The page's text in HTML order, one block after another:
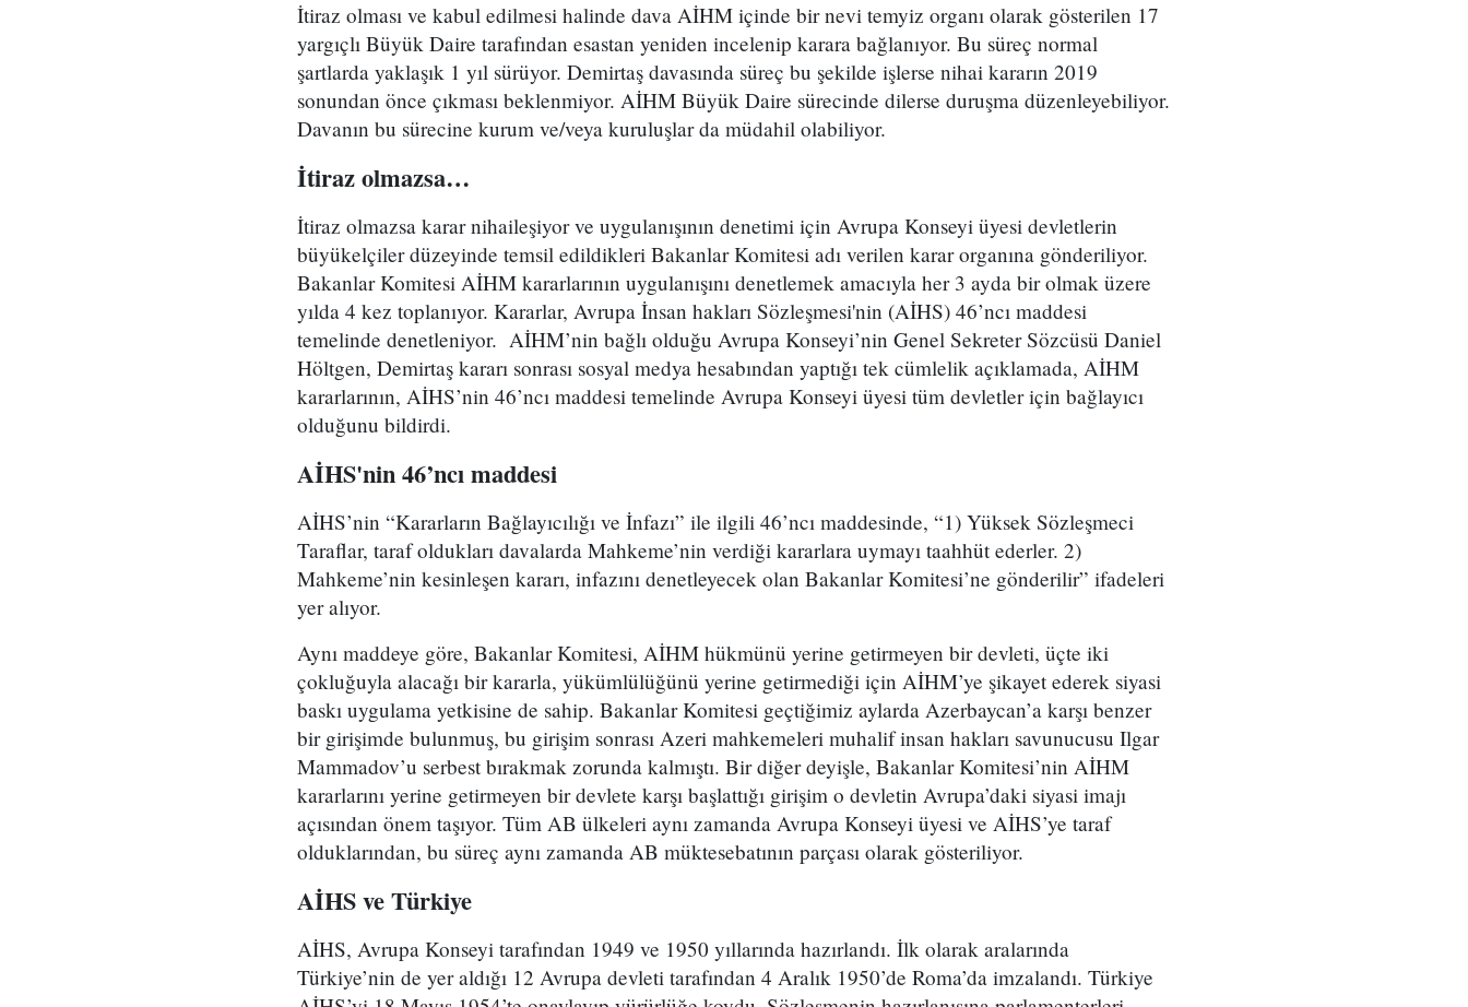
İtiraz olması ve kabul edilmesi halinde dava AİHM içinde bir nevi temyiz organı olarak gösterilen 17
yargıçlı Büyük Daire tarafından esastan yeniden incelenip karara bağlanıyor. Bu süreç normal
şartlarda yaklaşık 1 yıl sürüyor. Demirtaş davasında süreç bu şekilde işlerse nihai kararın 2019
sonundan önce çıkması beklenmiyor. AİHM Büyük Daire sürecinde dilerse duruşma düzenleyebiliyor.
Davanın bu sürecine kurum ve/veya kuruluşlar da müdahil olabiliyor.
İtiraz olmazsa…
İtiraz olmazsa karar nihaileşiyor ve uygulanışının denetimi için Avrupa Konseyi üyesi devletlerin
büyükelçiler düzeyinde temsil edildikleri Bakanlar Komitesi adı verilen karar organına gönderiliyor.
Bakanlar Komitesi AİHM kararlarının uygulanışını denetlemek amacıyla her 3 ayda bir olmak üzere
yılda 4 kez toplanıyor. Kararlar, Avrupa İnsan hakları Sözleşmesi'nin (AİHS) 46’ncı maddesi
temelinde denetleniyor. AİHM’nin bağlı olduğu Avrupa Konseyi’nin Genel Sekreter Sözcüsü Daniel
Höltgen, Demirtaş kararı sonrası sosyal medya hesabından yaptığı tek cümlelik açıklamada, AİHM
kararlarının, AİHS’nin 46’ncı maddesi temelinde Avrupa Konseyi üyesi tüm devletler için bağlayıcı
olduğunu bildirdi.
AİHS'nin 46’ncı maddesi
AİHS’nin “Kararların Bağlayıcılığı ve İnfazı” ile ilgili 46’ncı maddesinde, “1) Yüksek Sözleşmeci
Taraflar, taraf oldukları davalarda Mahkeme’nin verdiği kararlara uymayı taahhüt ederler. 2)
Mahkeme’nin kesinleşen kararı, infazını denetleyecek olan Bakanlar Komitesi’ne gönderilir” ifadeleri
yer alıyor.
Aynı maddeye göre, Bakanlar Komitesi, AİHM hükmünü yerine getirmeyen bir devleti, üçte iki
çokluğuyla alacağı bir kararla, yükümlülüğünü yerine getirmediği için AİHM’ye şikayet ederek siyasi
baskı uygulama yetkisine de sahip. Bakanlar Komitesi geçtiğimiz aylarda Azerbaycan’a karşı benzer
bir girişimde bulunmuş, bu girişim sonrası Azeri mahkemeleri muhalif insan hakları savunucusu Ilgar
Mammadov’u serbest bırakmak zorunda kalmıştı. Bir diğer deyişle, Bakanlar Komitesi’nin AİHM
kararlarını yerine getirmeyen bir devlete karşı başlattığı girişim o devletin Avrupa’daki siyasi imajı
açısından önem taşıyor. Tüm AB ülkeleri aynı zamanda Avrupa Konseyi üyesi ve AİHS’ye taraf
olduklarından, bu süreç aynı zamanda AB müktesebatının parçası olarak gösteriliyor.
AİHS ve Türkiye
AİHS, Avrupa Konseyi tarafından 1949 ve 1950 yıllarında hazırlandı. İlk olarak aralarında
Türkiye’nin de yer aldığı 12 Avrupa devleti tarafından 4 Aralık 1950’de Roma’da imzalandı. Türkiye